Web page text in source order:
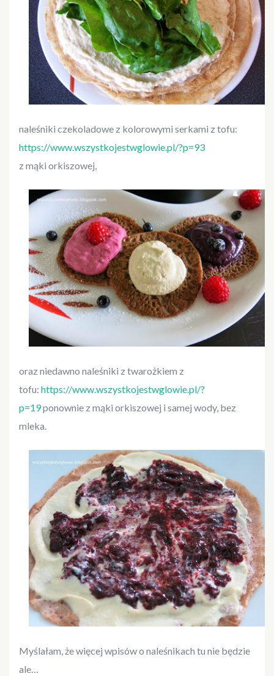
naleśniki czekoladowe z kolorowymi serkami z tofu:
https://www.wszystkojestwglowie.pl/?p=93
z mąki orkiszowej,
oraz niedawno naleśniki z twarożkiem z
tofu: https://www.wszystkojestwglowie.pl/?
p=19ponownie z mąki orkiszowej i samej wody, bez
mleka.
Myślałam, że więcej wpisów o naleśnikach tu nie będzie
ale…